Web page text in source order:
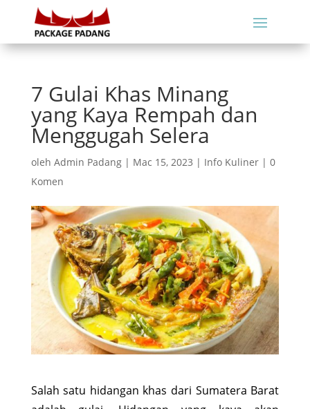
7 Gulai Khas Minang
yang Kaya Rempah dan
Menggugah Selera
oleh Admin Padang| Mac 15, 2023 | Info Kuliner| 0
Komen
Salah satu hidangan khas dari Sumatera Barat